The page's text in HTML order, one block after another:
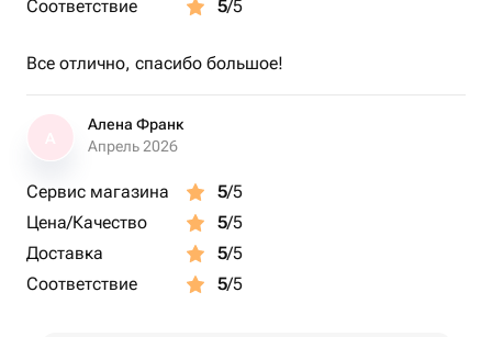
Соответствие 5/5
Все отлично, спасибо большое!
Алена Франк
Апрель 2026
Сервис магазина 5/5
Цена/Качество
5/5
Доставка
5/5
Соответствие
5/5